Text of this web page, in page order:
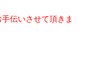
伝いさせて頂きま